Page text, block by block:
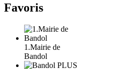
Favoris
1.Mairie de
Bandol